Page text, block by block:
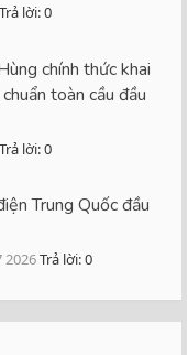
Trả lời: 0
chính thức khai
toàn cầu đầu
Trả lời: 0
Trung Quốc đầu
2026Trả lời: 0